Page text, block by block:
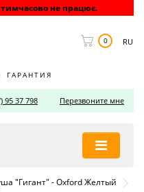
не працює.
RU
0
ГАРАНТИЯ
95 37 798 Перезвоните мне
"Гигант" - Oxford Желтый